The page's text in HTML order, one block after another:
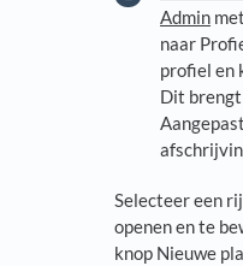
Admin
naar
profiel en
Dit brengt
Aangepast
Selecteer een
openen en te
knop Nieuwe